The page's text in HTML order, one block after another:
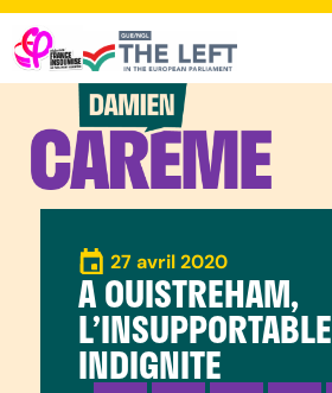
27 avril 2020
A OUISTREHAM,
L’INSUPPORTABLE
INDIGNITE